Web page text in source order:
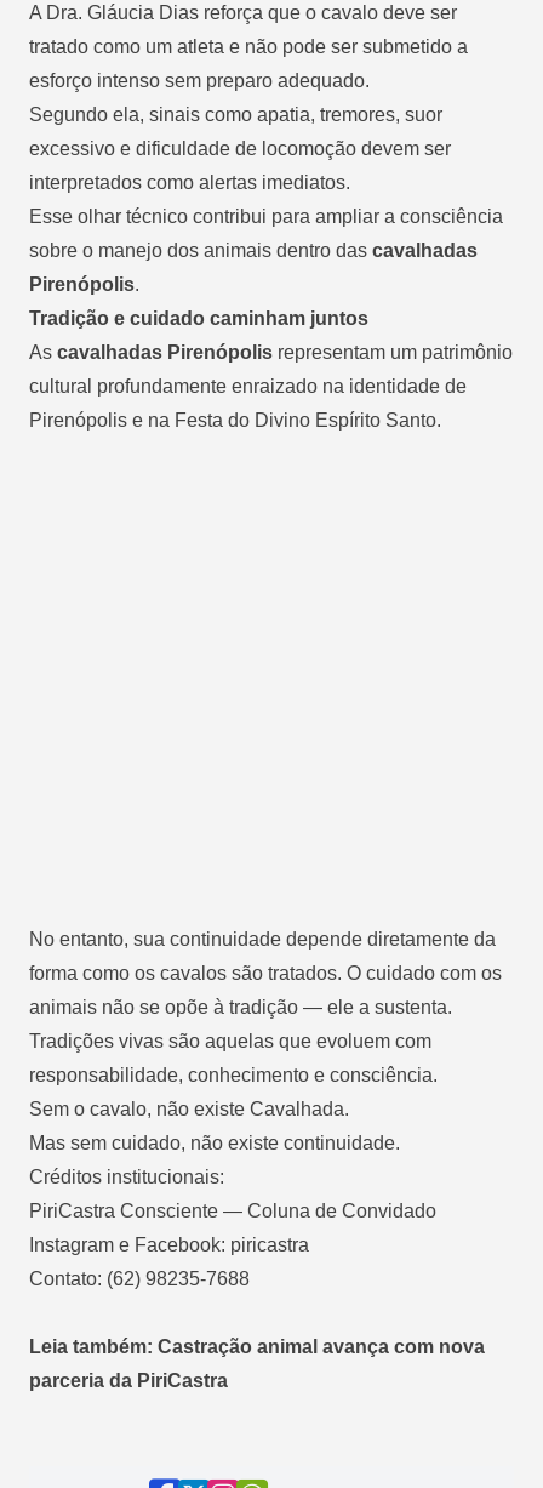
A Dra. Gláucia Dias reforça que o cavalo deve ser
tratado como um atleta e não pode ser submetido a
esforço intenso sem preparo adequado.
Segundo ela, sinais como apatia, tremores, suor
excessivo e dificuldade de locomoção devem ser
interpretados como alertas imediatos.
Esse olhar técnico contribui para ampliar a consciência
sobre o manejo dos animais dentro das cavalhadas
Pirenópolis.
Tradição e cuidado caminham juntos
As cavalhadas Pirenópolis representam um patrimônio
cultural profundamente enraizado na identidade de
Pirenópolis e na Festa do Divino Espírito Santo.
No entanto, sua continuidade depende diretamente da
forma como os cavalos são tratados. O cuidado com os
animais não se opõe à tradição — ele a sustenta.
Tradições vivas são aquelas que evoluem com
responsabilidade, conhecimento e consciência.
Sem o cavalo, não existe Cavalhada.
Mas sem cuidado, não existe continuidade.
Créditos institucionais:
PiriCastra Consciente — Coluna de Convidado
Instagram e Facebook: piricastra
Contato: (62) 98235-7688
Leia também: Castração animal avança com nova
parceria da PiriCastra